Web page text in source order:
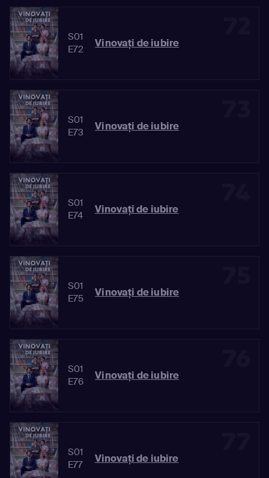
S01
E72
Vinovaţi de iubire
S01
E73
Vinovaţi de iubire
S01
E74
Vinovaţi de iubire
S01
E75
Vinovaţi de iubire
S01
E76
Vinovaţi de iubire
S01
E77
Vinovaţi de iubire